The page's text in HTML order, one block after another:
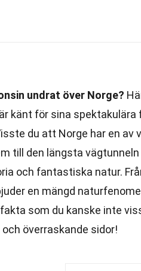
undrat över Norge?
känt för sina
du att Norge har en
till den längsta vägtunneln
och fantastiska natur.
en mängd
som du kanske inte
överraskande sidor!